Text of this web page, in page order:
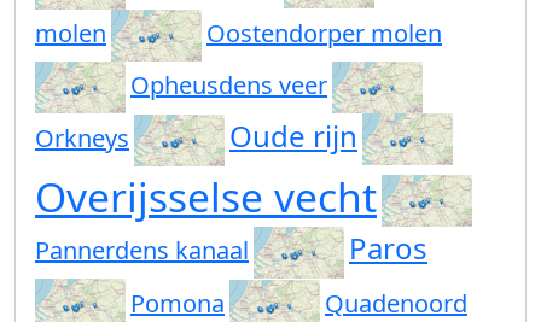
molen
Oostendorper molen
Opheusdens veer
Orkneys
Oude rijn
Overijsselse vecht
Pannerdens kanaal Paros
Pomona
Quadenoord